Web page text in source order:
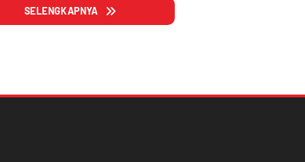
SELENGKAPNYA